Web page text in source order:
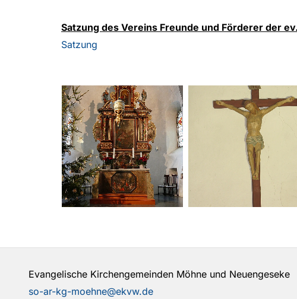
Satzung des Vereins Freunde und Förderer der
Satzung
Evangelische Kirchengemeinden Möhne und Neuengeseke
so-ar-kg-moehne@ekvw.de